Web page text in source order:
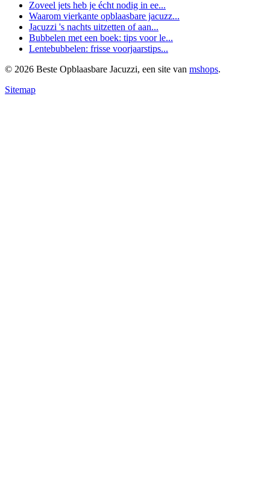
Zoveel jets heb je écht nodig in ee...
Waarom vierkante opblaasbare jacuzz...
Jacuzzi 's nachts uitzetten of aan...
Bubbelen met een boek: tips voor le...
Lentebubbelen: frisse voorjaarstips...
© 2026 Beste Opblaasbare Jacuzzi, een site van mshops.
Sitemap